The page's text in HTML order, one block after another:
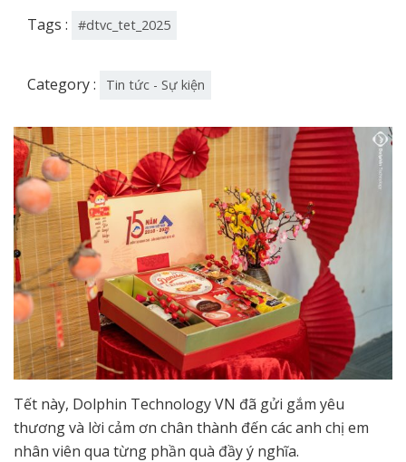
Tags : #dtvc_tet_2025
Category : Tin tức - Sự kiện
Tết này, Dolphin Technology VN đã gửi gắm yêu
thương và lời cảm ơn chân thành đến các anh chị em
nhân viên qua từng phần quà đầy ý nghĩa.